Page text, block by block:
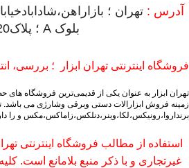
آدرس : تهران ؛
بلوک A ؛ پلاک220
فروشگاه اینترنتی تهران ابزار ؛ بررسی،
زمینه فروش ابزارالات دستی وبرقی وشارژی می باشد.
برنداروا،رونیکس،لکا،وینر،دنلکس،زاماکس،مکس و را
استفاده از مطالب فروشگاه اینترنتی
غیرتجاری و با ذکر منبع بلامانع است.